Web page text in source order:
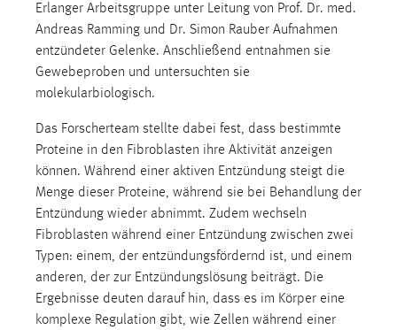
Erlanger Arbeitsgruppe unter Leitung von Prof. Dr. med.
Andreas Ramming und Dr. Simon Rauber Aufnahmen
entzündeter Gelenke. Anschließend entnahmen sie
Gewebeproben und untersuchten sie
molekularbiologisch.
Das Forscherteam stellte dabei fest, dass bestimmte
Proteine in den Fibroblasten ihre Aktivität anzeigen
können. Während einer aktiven Entzündung steigt die
Menge dieser Proteine, während sie bei Behandlung der
Entzündung wieder abnimmt. Zudem wechseln
Fibroblasten während einer Entzündung zwischen zwei
Typen: einem, der entzündungsfördernd ist, und einem
anderen, der zur Entzündungslösung beiträgt. Die
Ergebnisse deuten darauf hin, dass es im Körper eine
komplexe Regulation gibt, wie Zellen während einer